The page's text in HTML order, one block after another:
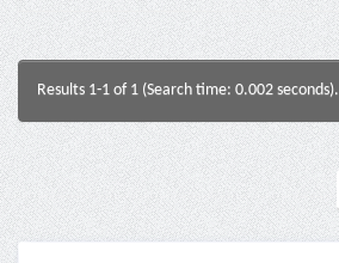
Results 1-1 of 1 (Search time: 0.002 seconds).